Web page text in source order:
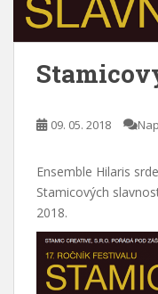
09. 05. 2018
Ensemble Hilaris
Stamicových
2018.